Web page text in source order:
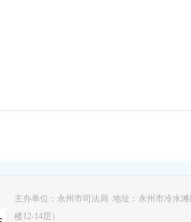
主办单位：永州市司法局 地址：永州市冷水
楼12-14层）